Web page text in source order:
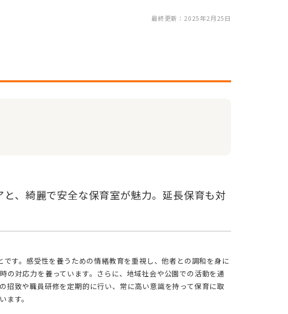
最終更新：2025年2月25日
対応力を養っています。さらに、地域社会や公園での活動を通
招致や職員研修を定期的に行い、常に高い意識を持って保育に取
す。